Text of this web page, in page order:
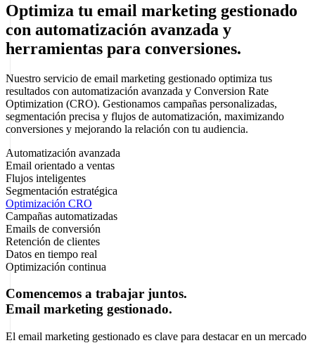
Optimiza tu email marketing gestionado
con automatización avanzada y
herramientas para conversiones.
Nuestro servicio de email marketing gestionado optimiza tus
resultados con automatización avanzada y Conversion Rate
Optimization (CRO). Gestionamos campañas personalizadas,
segmentación precisa y flujos de automatización, maximizando
conversiones y mejorando la relación con tu audiencia.
Automatización avanzada
Email orientado a ventas
Flujos inteligentes
Segmentación estratégica
Optimización CRO
Campañas automatizadas
Emails de conversión
Retención de clientes
Datos en tiempo real
Optimización continua
Comencemos a trabajar juntos.
Email marketing gestionado.
El email marketing gestionado es clave para destacar en un mercado